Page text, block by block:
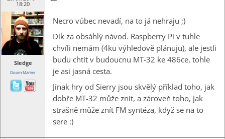
18:20
Sledge
Doom Marine
Necro vůbec nevadí, na to já nehraju ;)
Dík za obsáhlý návod. Raspberry Pi v tuhle
chvíli nemám (4ku výhledově plánuju), ale jestli
budu chtít v budoucnu MT-32 ke 486ce, tohle
je asi jasná cesta.
Jinak hry od Sierry jsou skvělý příklad toho, jak
dobře MT-32 může znít, a zároveň toho, jak
strašně může znít FM syntéza, když se na to
sere :)